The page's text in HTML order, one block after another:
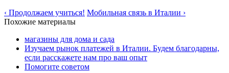
‹ Продолжаем учиться! Мобильная связь в Италии ›
Похожие материалы
магазины для дома и сада
Изучаем рынок платежей в Италии. Будем благодарны,
если расскажете нам про ваш опыт
Помогите советом